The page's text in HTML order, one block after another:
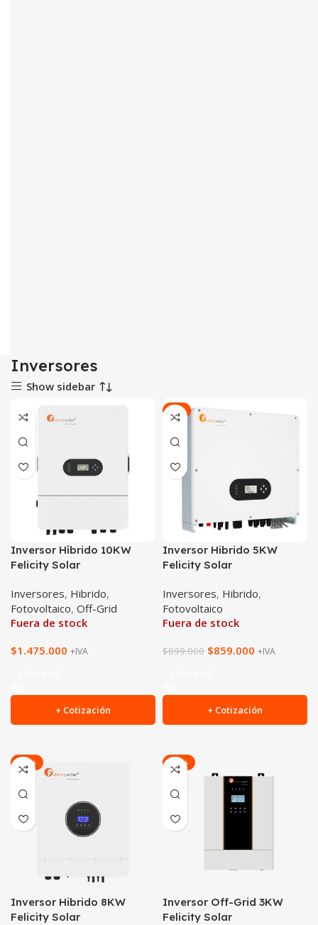
Inversores
Show sidebar
Inversor Híbrido 10KW
Felicity Solar
Inversores, Hibrido,
Fotovoltaico, Off-Grid
Fuera de stock
$1.475.000 +IVA
+ Cotización
-4%
Inversor Hibrido 5KW
Felicity Solar
Inversores, Hibrido,
Fotovoltaico
Fuera de stock
$899.000 $859.000 +IVA
+ Cotización
-20%
Inversor Hibrido 8KW
Felicity Solar
-29%
Inversor Off-Grid 3KW
Felicity Solar